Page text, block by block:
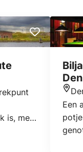
is, met
Een